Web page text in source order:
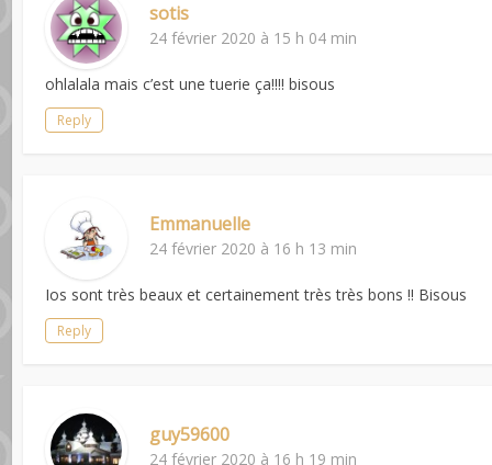
sotis
24 février 2020 à 15 h 04 min
ohlalala mais c’est une tuerie ça!!!! bisous
Reply
Emmanuelle
24 février 2020 à 16 h 13 min
Ios sont très beaux et certainement très très bons !! Bisous
Reply
guy59600
24 février 2020 à 16 h 19 min